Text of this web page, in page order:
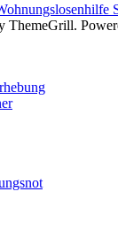
ThemeGrill.